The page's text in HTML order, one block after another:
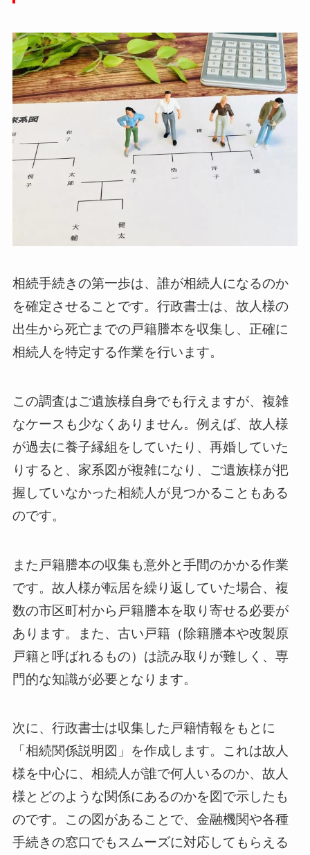
相続手続きの第一歩は、誰が相続人になるのか
を確定させることです。行政書士は、故人様の
出生から死亡までの戸籍謄本を収集し、正確に
相続人を特定する作業を行います。
この調査はご遺族様自身でも行えますが、複雑
なケースも少なくありません。例えば、故人様
が過去に養子縁組をしていたり、再婚していた
りすると、家系図が複雑になり、ご遺族様が把
握していなかった相続人が見つかることもある
のです。
また戸籍謄本の収集も意外と手間のかかる作業
です。故人様が転居を繰り返していた場合、複
数の市区町村から戸籍謄本を取り寄せる必要が
あります。また、古い戸籍（除籍謄本や改製原
戸籍と呼ばれるもの）は読み取りが難しく、専
門的な知識が必要となります。
次に、行政書士は収集した戸籍情報をもとに
「相続関係説明図」を作成します。これは故人
様を中心に、相続人が誰で何人いるのか、故人
様とどのような関係にあるのかを図で示したも
のです。この図があることで、金融機関や各種
手続きの窓口でもスムーズに対応してもらえる